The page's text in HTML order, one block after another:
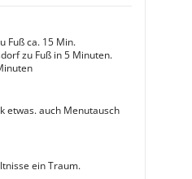
Fuß ca. 15 Min.
zu Fuß in 5 Minuten.
etwas. auch Menutausch
ein Traum.